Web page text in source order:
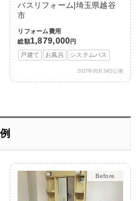
バスリフォーム|埼玉県越谷
市
リフォーム費用
総額1,879,000円
戸建て
お風呂 システムバス
2017年05月24日公開
After